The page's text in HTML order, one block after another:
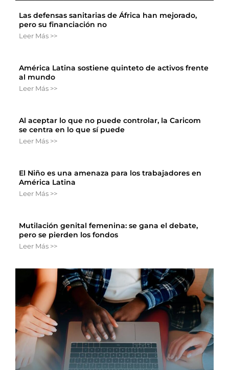
Las defensas sanitarias de África han mejorado,
pero su financiación no
Leer Más >>
América Latina sostiene quinteto de activos frente
al mundo
Leer Más >>
Al aceptar lo que no puede controlar, la Caricom
se centra en lo que sí puede
Leer Más >>
El Niño es una amenaza para los trabajadores en
América Latina
Leer Más >>
Mutilación genital femenina: se gana el debate,
pero se pierden los fondos
Leer Más >>